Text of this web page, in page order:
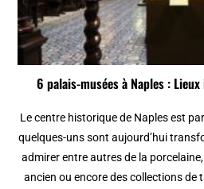
6 palais-musées à Naples :
Le centre historique de Naples est
quelques-uns sont aujourd’hui
admirer entre autres de la
ancien ou encore des collections de